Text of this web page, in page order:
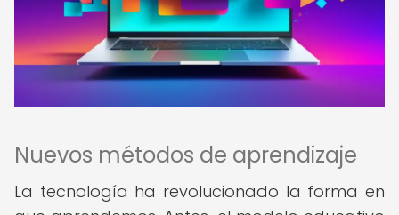
Nuevos métodos de aprendizaje
La tecnología ha revolucionado la forma en